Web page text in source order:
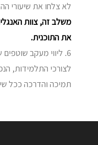
לא צלחו את שיעורי
משלב זה, צוות
את התוכנית.
6. ליווי מעקב
לצורכי התלמידות,
תמיכה והדרכה ככל